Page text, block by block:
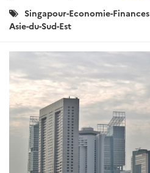
Catégories
:
Singapour-Economie-Finances
Asie-du-Sud-Est